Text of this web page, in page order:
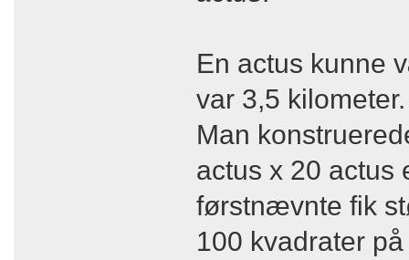
En actus kunne
var 3,5 kilometer.
Man
actus x 20 actus
førstnævnte fik
100 kvadrater